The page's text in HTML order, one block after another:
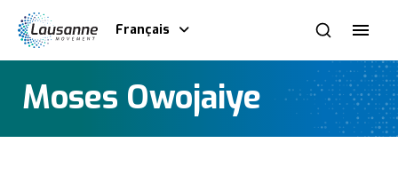
Français
Moses Owojaiye